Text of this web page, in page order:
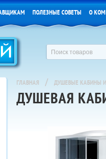
ПОЛЕЗНЫЕ СОВЕТЫ О
ГЛАВНАЯ / ДУШЕВЫЕ КАБИНЫ
ДУШЕВАЯ